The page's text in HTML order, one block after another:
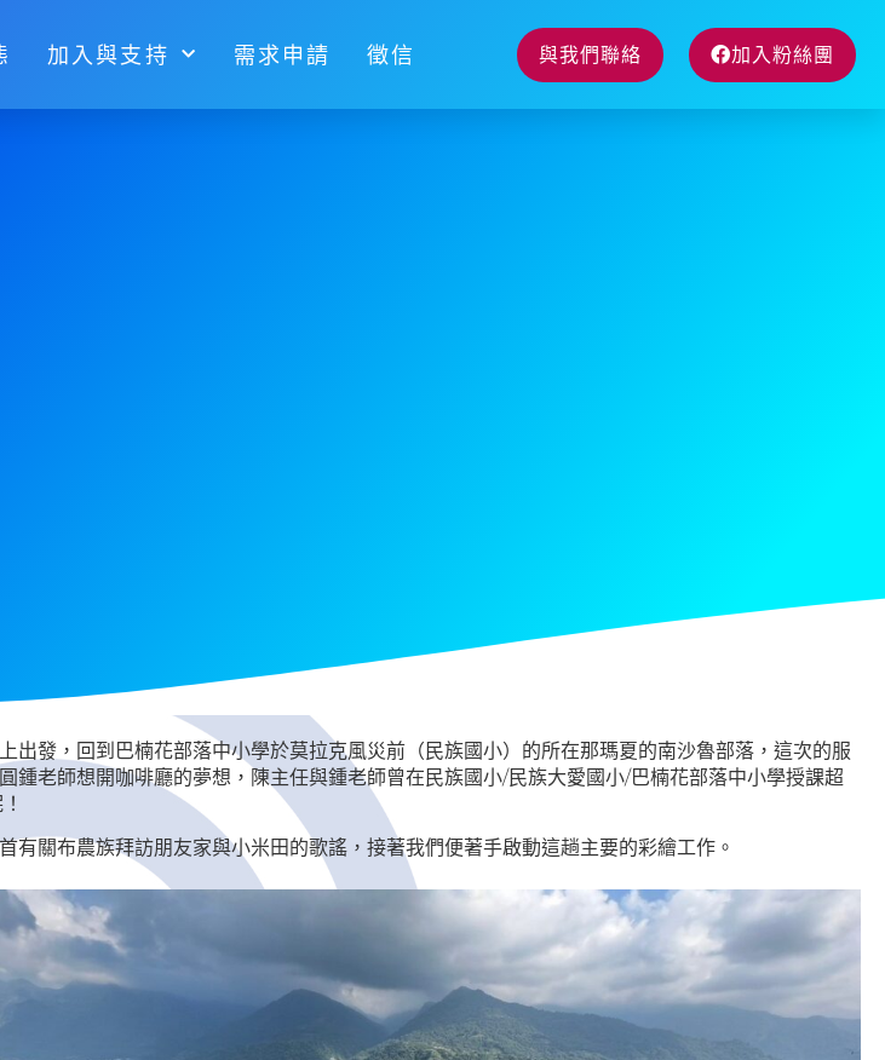
加入與支持 需求申請 徵信 與我們聯絡 加入粉絲團
發，回到巴楠花部落中小學於莫拉克風災前（民族國小）的所在那瑪夏的南沙魯部落，這次的服
老師想開咖啡廳的夢想，陳主任與鍾老師曾在民族國小/民族大愛國小/巴楠花部落中小學授課超
關布農族拜訪朋友家與小米田的歌謠，接著我們便著手啟動這趟主要的彩繪工作。